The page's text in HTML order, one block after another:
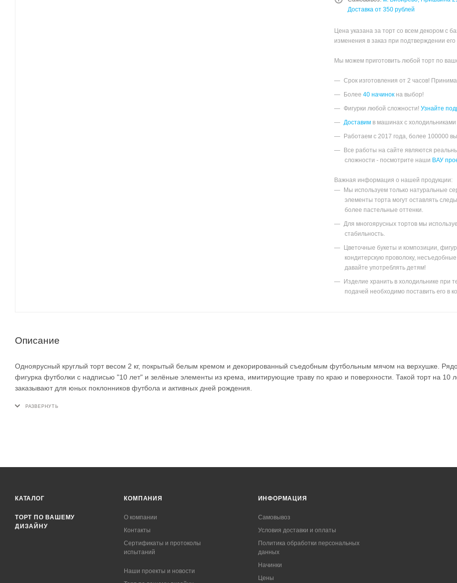
Доставка от 350 рублей
Цена указана за торт со всем декором с
изменения в заказ при подтверждении
Мы можем приготовить любой торт по
Срок изготовления от 2 часов!
Более 40 начинок на выбор!
Фигурки любой сложности! Узнайте
Доставим в машинах с
Работаем с 2017 года, более 100000
Все работы на сайте являются
сложности - посмотрите наши ВАУ
Важная информация о нашей продукции:
Мы используем только натуральные
элементы торта могут оставлять
более пастельные оттенки.
Для многоярусных тортов мы
стабильность.
Цветочные букеты и композиции,
кондитерскую проволоку,
давайте употреблять детям!
Изделие хранить в холодильнике при
подачей необходимо поставить его в
Описание
Одноярусный круглый торт весом 2 кг, покрытый белым кремом и декорированный съедобным футбольным мячом на верхушке.
фигурка футболки с надписью "10 лет" и зелёные элементы из крема, имитирующие траву по краю и поверхности. Такой торт на 10
заказывают для юных поклонников футбола и активных дней рождения.
КАТАЛОГ
ТОРТ ПО ВАШЕМУ
ДИЗАЙНУ
КОМПАНИЯ
О компании
Контакты
Сертификаты и протоколы
испытаний
Наши проекты и новости
ИНФОРМАЦИЯ
Самовывоз
Условия доставки и оплаты
Политика обработки персональных
данных
Начинки
Цены